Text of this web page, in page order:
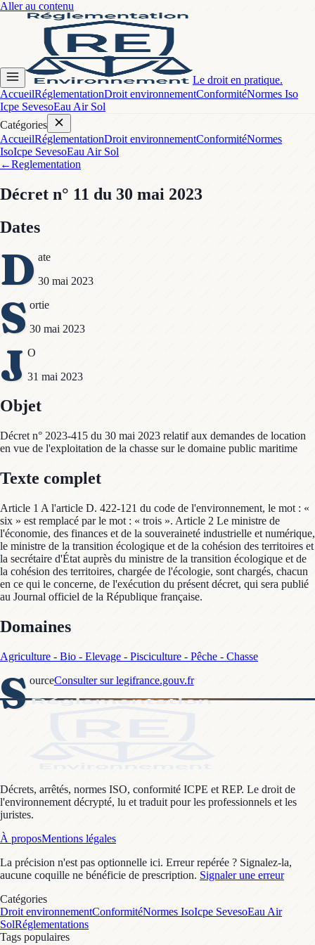
Aller au contenu
Le droit en pratique.
AccueilRéglementationDroit environnementConformitéNormes Iso
Icpe SevesoEau Air Sol
Catégories
AccueilRéglementationDroit environnementConformitéNormes
IsoIcpe SevesoEau Air Sol
←Reglementation
Décret n° 11 du 30 mai 2023
Dates
D ate
30 mai 2023
S ortie
30 mai 2023
J O
31 mai 2023
Objet
Décret n° 2023-415 du 30 mai 2023 relatif aux demandes de location
en vue de l'exploitation de la chasse sur le domaine public maritime
Texte complet
Article 1 A l'article D. 422-121 du code de l'environnement, le mot : «
six » est remplacé par le mot : « trois ». Article 2 Le ministre de
l'économie, des finances et de la souveraineté industrielle et numérique,
le ministre de la transition écologique et de la cohésion des territoires et
la secrétaire d'État auprès du ministre de la transition écologique et de
la cohésion des territoires, chargée de l'écologie, sont chargés, chacun
en ce qui le concerne, de l'exécution du présent décret, qui sera publié
au Journal officiel de la République française.
Domaines
Agriculture - Bio - Elevage - Pisciculture - Pêche - Chasse
S ourceConsulter sur legifrance.gouv.fr
Décrets, arrêtés, normes ISO, conformité ICPE et REP. Le droit de
l'environnement décrypté, lu et traduit pour les professionnels et les
juristes.
À proposMentions légales
La précision n'est pas optionnelle ici. Erreur repérée ? Signalez-la,
aucune coquille ne bénéficie de prescription. Signaler une erreur
Catégories
Droit environnementConformitéNormes IsoIcpe SevesoEau Air
SolRéglementations
Tags populaires